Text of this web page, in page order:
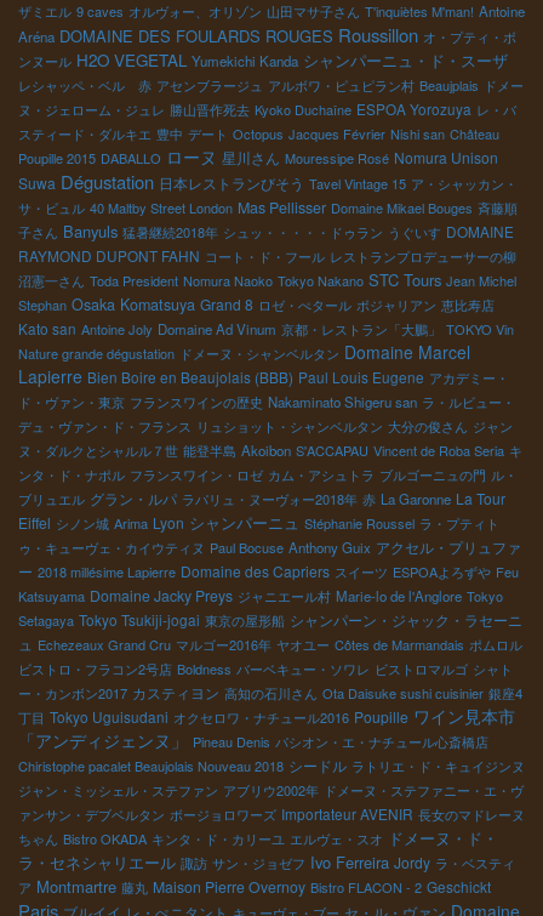
ザミエル 9 caves オルヴォー、オリゾン 山田マサ子さん T'inquiètes M'man! Antoine
Aréna DOMAINE DES FOULARDS ROUGES Roussillon オ・プティ・ボ
ンヌール H2O VEGETAL Yumekichi Kanda シャンパーニュ・ド・スーザ
レシャッペ・ベル 赤 アセンブラージュ アルボワ・ピュピラン村 Beaujplais ドメー
ヌ・ジェローム・ジュレ 勝山晋作死去 Kyoko Duchaîne ESPOA Yorozuya レ・バ
スティード・ダルキエ 豊中 デート Octopus Jacques Février Nishi san Château
Poupille 2015 DABALLO ローヌ 星川さん Mouressipe Rosé Nomura Unison
Suwa Dégustation 日本レストランびそう Tavel Vintage 15 ア・シャッカン・
サ・ビュル 40 Maltby Street London Mas Pellisser Domaine Mikael Bouges 斉藤順
子さん Banyuls 猛暑継続2018年 シュッ・・・・・ドゥラン うぐいす DOMAINE
RAYMOND DUPONT FAHN コート・ド・フール レストランプロデューサーの柳
沼憲一さん Toda President Nomura Naoko Tokyo Nakano STC Tours Jean Michel
Stephan Osaka Komatsuya Grand 8 ロゼ・ぺタール ボジャリアン 恵比寿店
Kato san Antoine Joly Domaine Ad Vinum 京都・レストラン「大鵬」
TOKYO Vin
Nature grande dégustation ドメーヌ・シャンベルタン Domaine Marcel
Lapierre Bien Boire en Beaujolais (BBB) Paul Louis Eugene アカデミー・
ド・ヴァン・東京 フランスワインの歴史 Nakaminato Shigeru san ラ・ルビュー・
デュ・ヴァン・ド・フランス リュショット・シャンベルタン 大分の俊さん ジャン
ヌ・ダルクとシャルル７世 能登半島 Akoibon S'ACCAPAU Vincent de Roba Seria キ
ンタ・ド・ナポル フランスワイン・ロゼ カム・アシュトラ ブルゴーニュの門 ル・
ブリュエル グラン・ルパ ラパリュ・ヌーヴォー2018年 赤 La Garonne La Tour
Eiffel シノン城 Arima Lyon シャンパーニュ Stéphanie Roussel ラ・プティト
ゥ・キューヴェ・カイウティヌ Paul Bocuse Anthony Guix アクセル・プリュファ
ー 2018 millésime Lapierre Domaine des Capriers スイーツ ESPOAよろずや Feu
Katsuyama Domaine Jacky Preys ジャニエール村 Marie-lo de l'Anglore Tokyo
Setagaya Tokyo Tsukiji-jogai 東京の屋形船 シャンパーン・ジャック・ラセーニ
ュ Echezeaux Grand Cru マルゴー2016年 ヤオユー Côtes de Marmandais ポムロル
ビストロ・フラコン2号店 Boldness バーベキュー・ソワレ ビストロマルゴ シャト
ー・カンボン2017 カスティヨン 高知の石川さん Ota Daisuke sushi cuisinier 銀座4
丁目 Tokyo Uguisudani オクセロワ・ナチュール2016 Poupille ワイン見本市
「アンディジェンヌ」
Pineau Denis パシオン・エ・ナチュール心斎橋店
Chiristophe pacalet Beaujolais Nouveau 2018 シードル ラトリエ・ド・キュイジンヌ
ジャン・ミッシェル・ステファン アブリウ2002年 ドメーヌ・ステファニー・エ・ヴ
ァンサン・デブベルタン ボージョロワーズ Importateur AVENIR 長女のマドレーヌ
ちゃん Bistro OKADA キンタ・ド・カリーユ エルヴェ・スオ ドメーヌ・ド・
ラ・セネシャリエール 諏訪 サン・ジョゼフ Ivo Ferreira Jordy ラ・ベスティ
ア Montmartre 藤丸 Maison Pierre Overnoy Bistro FLACON - 2 Geschickt
Paris